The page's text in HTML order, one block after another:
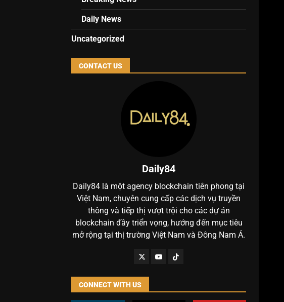
Daily News
Uncategorized
CONTACT US
Daily84
Daily84 là một agency blockchain tiên phong tại
Việt Nam, chuyên cung cấp các dịch vụ truyền
thông và tiếp thị vượt trội cho các dự án
blockchain đầy triển vọng, hướng đến mục tiêu
mở rộng tại thị trường Việt Nam và Đông Nam Á.
CONNECT WITH US